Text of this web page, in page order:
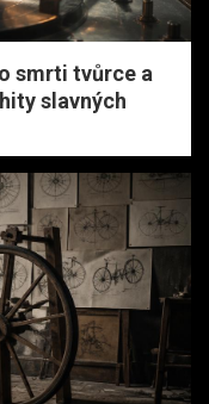
smrti tvůrce a
slavných